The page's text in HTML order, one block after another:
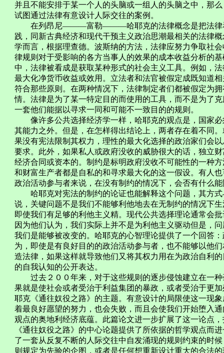
并且不能安排于某一个人的头脑或一组人的头脑之中，那
试图通过法律有意设计人际交往的案例。
在列昂尼―――富勒―――哈耶克的法律概念是把法律看
践，同新古典经济和现代干预主义政治思潮最相关的法律
学而言，根据理查德。波斯纳的方法，法律应努力争取社
律规则对于受影响的各方当事人的效果的成本收益分析的
中，法律被看成是获取某种形式的社会主义工具。例如，
最大化净货币收益或效用。立法者和法官被假定成既知道
符合那些原则。在两种情况下，法律制定者们都被假定为
情。法律是为了某一特定目的而使用的工具，而不是为
一套他们能据以寻求一同和可能不一致目的的规则。
像许多公共选择经济学一样，哈耶克的观点是，国家必
其能力之外。但是，在怎样得出结论上，两者存在着不同
果没有宪法限制其权力，理性的最大化选择的政治家们会
要求。此外，如果私人或政府没收的威胁很大的话，独立
经济合同或资本的。制约是标明政府没收不可能性的一种
和财富生产者都是自私的和寻求最大化的这一假设。有人
政治活动参与者来说，在没有制约的情况下，会否有什么
哈耶克对宪法的制约的论证也能解释这个问题，其方式
说，关键问题不是我们不能够利他地去在无制约的情况下
即使我们有足够的利他主义精。现代公共选择理论通常会
因为他们认为，我们实际上并不是为利他主义驱动但是，
我们是能够被改变的。哈耶克的心智理论提供了一个回答
为，即使是有良好目的的政治活动参与者，也不能够以他
造法律，如果这样就导致他们又将其权力用在为政治自利
的自我认知的公开表达。
过去２００年来，对于这些规则的逐步侵蚀建立在一种
果就是使社会或者受治于利益集团的暴政，或者受治于更
耶克《通往奴役之路》的主题。有意设计的局限使这一现
着最良好愿望的努力，也会失败，而且会使我们开始堕入
观点的奥地利经济底蕴。此篇论文进一步扩展了这一论点
《通往奴役之路》的中心论题提供了所依据的哲学观点而
了一套从反复不断的人际交往中自发涌现的规则约束的时
则规定为先验的企图，或者是任何想重新设计重大的合法